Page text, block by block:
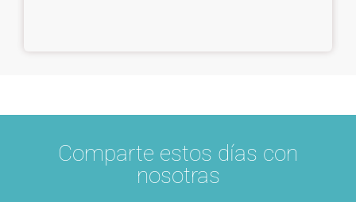
Comparte estos días con
nosotras